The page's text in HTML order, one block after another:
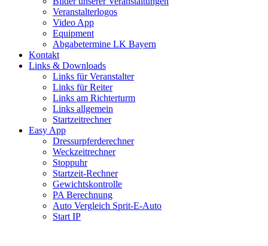
Veranstalterlogos
Video App
Equipment
Abgabetermine LK Bayern
Kontakt
Links & Downloads
Links für Veranstalter
Links für Reiter
Links am Richterturm
Links allgemein
Startzeitrechner
Easy App
Dressurpferderechner
Weckzeitrechner
Stoppuhr
Startzeit-Rechner
Gewichtskontrolle
PA Berechnung
Auto Vergleich Sprit-E-Auto
Start IP